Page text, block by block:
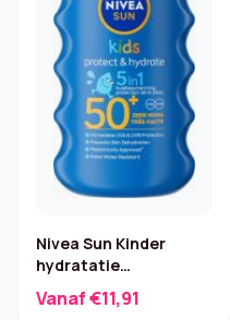
Nivea Sun Kinder
hydratatie
200 ml
Vanaf €11,91